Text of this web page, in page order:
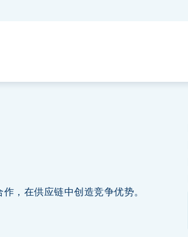
，在供应链中创造竞争优势。